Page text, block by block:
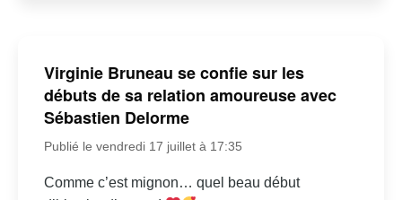
Virginie Bruneau se confie sur les
débuts de sa relation amoureuse avec
Sébastien Delorme
Publié le vendredi 17 juillet à 17:35
Comme c’est mignon… quel beau début